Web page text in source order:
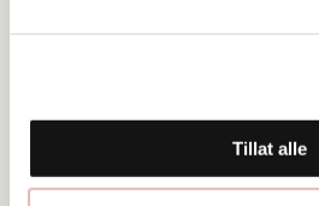
Tillat alle